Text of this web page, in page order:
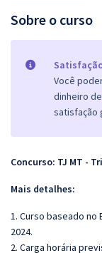
Sobre o curso
Você
dinheiro
satisfação
Concurso: TJ MT -
Mais detalhes:
1. Curso baseado no
2024.
2. Carga horária